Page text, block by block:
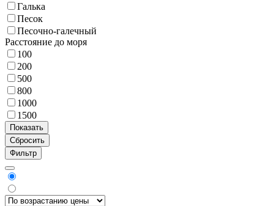
Галька
Песок
Песочно-галечный
Расстояние до моря
100
200
500
800
1000
1500
Фильтр